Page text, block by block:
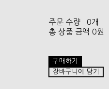
주문 수량
0개
총 상품 금액 0원
구매하기
장바구니에 담기